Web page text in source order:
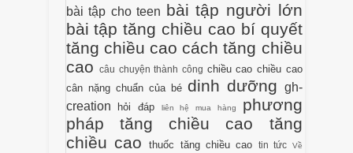
bài tập cho teen bài tập người lớn
bài tập tăng chiều cao bí quyết
tăng chiều cao cách tăng chiều
cao
câu chuyện thành công chiều cao chiều cao
cân nặng chuẩn của bé dinh dưỡng gh-
creation
hỏi đáp liên hệ mua hàng
phương
pháp tăng chiều cao
tăng
chiều cao
thuốc tăng chiều cao tin tức
Về